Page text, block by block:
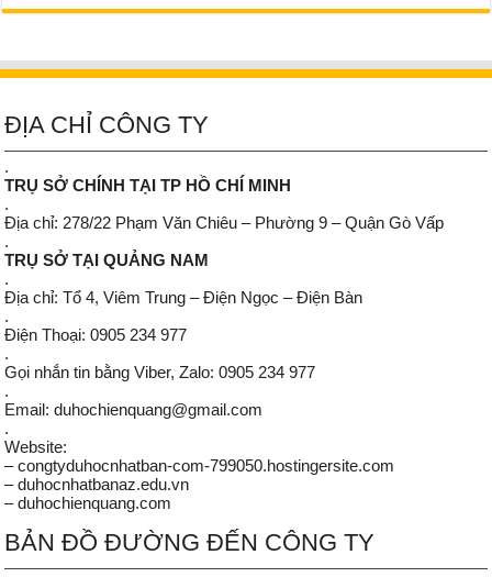
ĐỊA CHỈ CÔNG TY
.
TRỤ SỞ CHÍNH TẠI TP HỒ CHÍ MINH
.
Địa chỉ: 278/22 Phạm Văn Chiêu – Phường 9 – Quận Gò Vấp
.
TRỤ SỞ TẠI QUẢNG NAM
.
Địa chỉ: Tổ 4, Viêm Trung – Điện Ngọc – Điện Bàn
.
Điện Thoại: 0905 234 977
.
Gọi nhắn tin bằng Viber, Zalo: 0905 234 977
.
Email: duhochienquang@gmail.com
.
Website:
– congtyduhocnhatban-com-799050.hostingersite.com
– duhocnhatbanaz.edu.vn
– duhochienquang.com
BẢN ĐỒ ĐƯỜNG ĐẾN CÔNG TY